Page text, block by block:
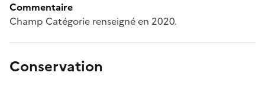
Commentaire
Champ Catégorie renseigné en 2020.
Conservation